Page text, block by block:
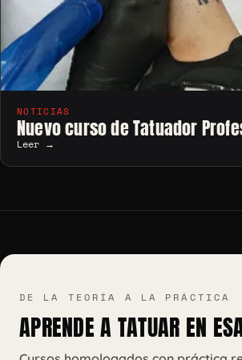
NOTICIAS
Nuevo curso de Tatuador
Leer →
DE LA TEORÍA A LA PRÁCTICA
APRENDE A TATUAR EN